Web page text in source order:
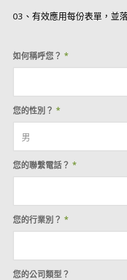
03、有效應用每份表單，並
如何稱呼您？*
您的性別？*
您的聯繫電話？*
您的行業別？*
您的公司類型？